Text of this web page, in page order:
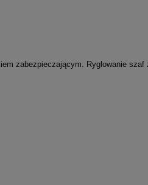
zabezpieczającym. Ryglowanie